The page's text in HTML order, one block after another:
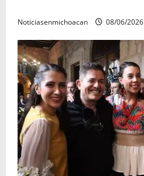
Noticiasenmichoacan 08/06/2026